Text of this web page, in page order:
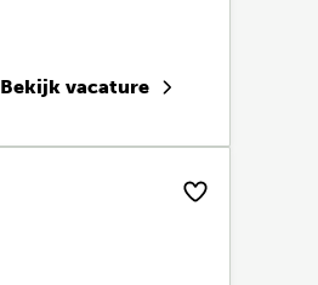
Bekijk vacature